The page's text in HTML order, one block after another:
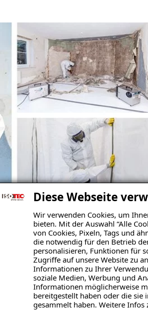
Diese Webseite
Wir verwenden Cookies, um
bieten. Mit der Auswahl “Alle
von Cookies, Pixeln, Tags und
die notwendig für den Betrieb
personalisieren, Funktionen für
Zugriffe auf unsere Website zu
Informationen zu Ihrer
soziale Medien, Werbung und
Informationen möglicherweise
bereitgestellt haben oder die sie
gesammelt haben. Weitere Infos